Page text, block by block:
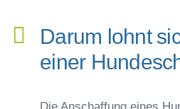
Darum lohnt
einer
Die Anschaffung eines